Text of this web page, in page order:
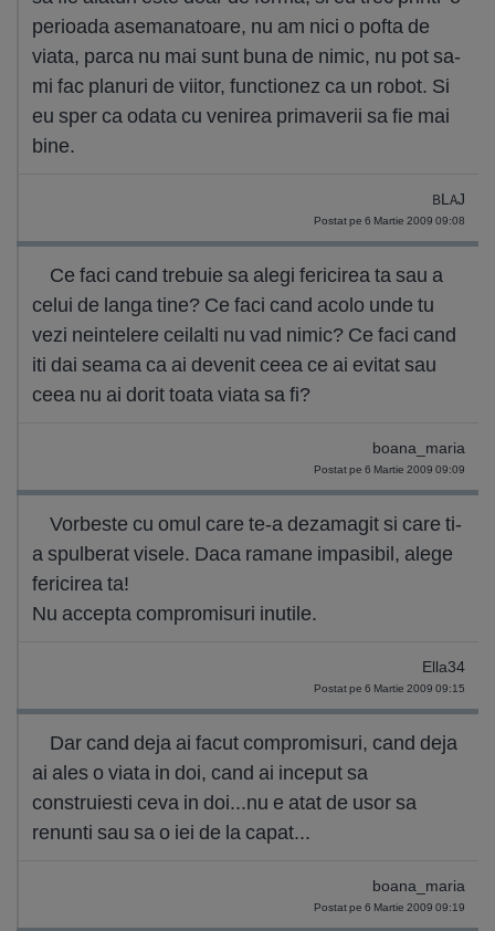
perioada asemanatoare, nu am nici o pofta de
viata, parca nu mai sunt buna de nimic, nu pot sa-
mi fac planuri de viitor, functionez ca un robot. Si
eu sper ca odata cu venirea primaverii sa fie mai
bine.
BLAJ
Postat pe 6 Martie 2009 09:08
Ce faci cand trebuie sa alegi fericirea ta sau a
celui de langa tine? Ce faci cand acolo unde tu
vezi neintelere ceilalti nu vad nimic? Ce faci cand
iti dai seama ca ai devenit ceea ce ai evitat sau
ceea nu ai dorit toata viata sa fi?
boana_maria
Postat pe 6 Martie 2009 09:09
Vorbeste cu omul care te-a dezamagit si care ti-
a spulberat visele. Daca ramane impasibil, alege
fericirea ta!
Nu accepta compromisuri inutile.
Ella34
Postat pe 6 Martie 2009 09:15
Dar cand deja ai facut compromisuri, cand deja
ai ales o viata in doi, cand ai inceput sa
construiesti ceva in doi...nu e atat de usor sa
renunti sau sa o iei de la capat...
boana_maria
Postat pe 6 Martie 2009 09:19